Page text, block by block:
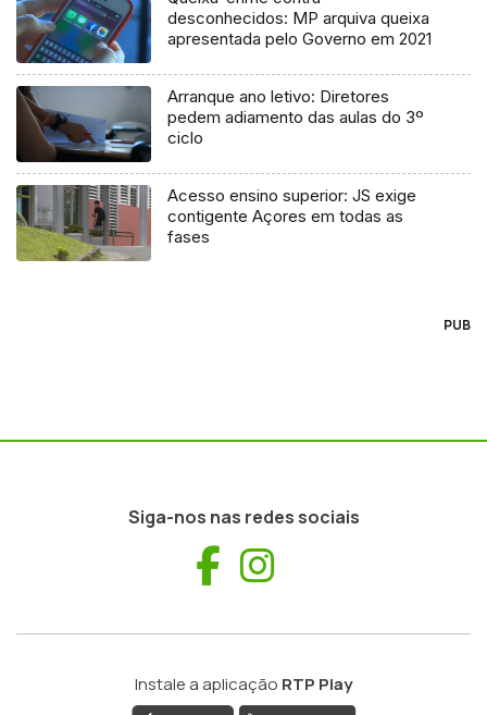
desconhecidos: MP arquiva queixa
apresentada pelo Governo em 2021
Arranque ano letivo: Diretores
pedem adiamento das aulas do 3º
ciclo
Acesso ensino superior: JS exige
contigente Açores em todas as
fases
PUB
Siga-nos nas redes sociais
Facebook
Instale a aplicação RTP Play